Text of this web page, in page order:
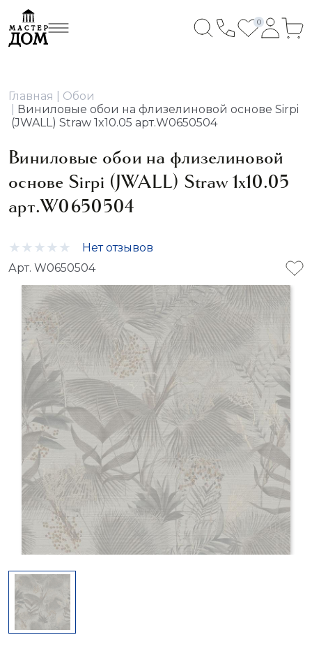
0
Главная
Обои
Виниловые обои на флизелиновой основе Sirpi
(JWALL) Straw 1x10.05 арт.W0650504
Виниловые обои на флизелиновой
основе Sirpi (JWALL) Straw 1x10.05
арт.W0650504
Нет отзывов
Арт. W0650504